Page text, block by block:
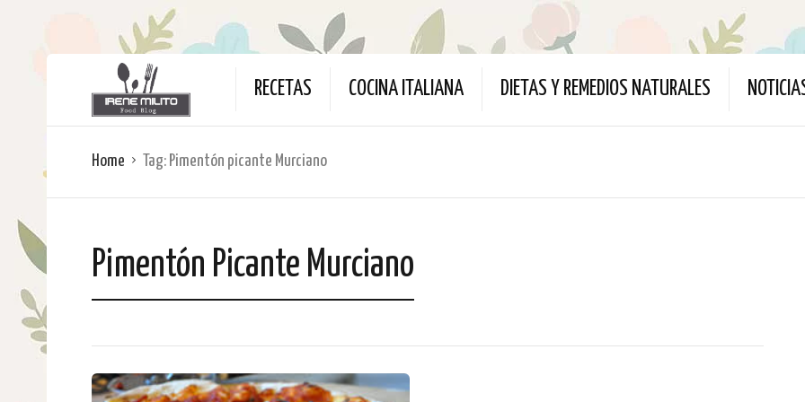
RECETAS COCINA ITALIANA DIETAS Y REMEDIOS NATURALES
Home Tag: Pimentón picante Murciano
Pimentón Picante Murciano